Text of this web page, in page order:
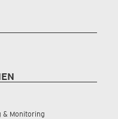
& Monitoring